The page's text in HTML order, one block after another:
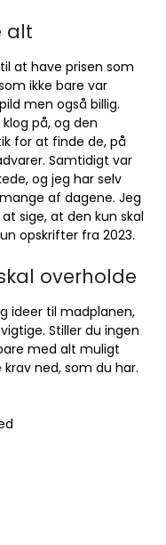
alt
at have prisen som
ikke bare var
men også billig.
på, og den
for at finde de, på
Samtidigt var
og jeg har selv
af dagene. Jeg
sige, at den kun skal
opskrifter fra 2023.
overholde
ideer til madplanen,
Stiller du ingen
med alt muligt
ned, som du har.